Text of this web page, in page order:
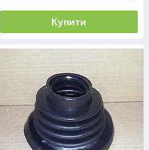
Купити